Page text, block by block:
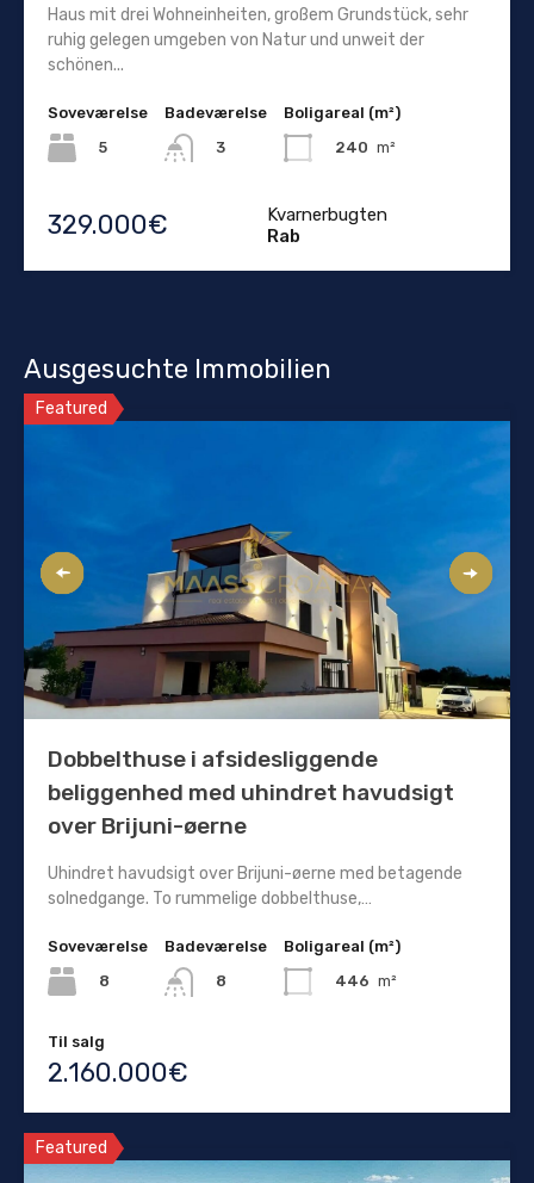
Haus mit drei Wohneinheiten, großem Grundstück, sehr
ruhig gelegen umgeben von Natur und unweit der
schönen...
Soveværelse
5
Badeværelse
3
Boligareal (m²)
240 m²
329.000€
Kvarnerbugten
Rab
Ausgesuchte Immobilien
Featured
Dobbelthuse i afsidesliggende
beliggenhed med uhindret havudsigt
over Brijuni-øerne
Uhindret havudsigt over Brijuni-øerne med betagende
solnedgange. To rummelige dobbelthuse,…
Soveværelse
8
Badeværelse
8
Boligareal (m²)
446 m²
Til salg
2.160.000€
Featured